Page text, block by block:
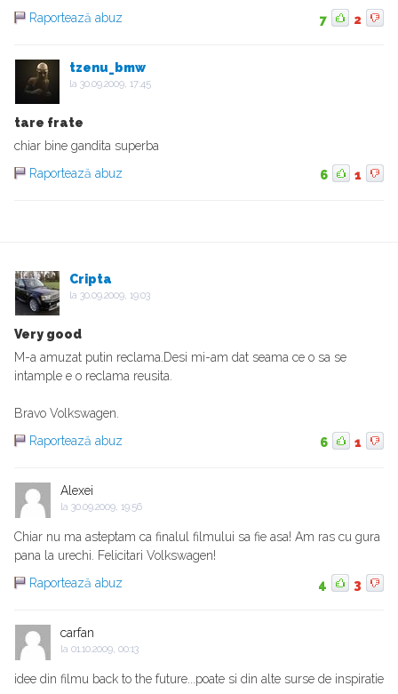
Raportează abuz
7 2
tzenu_bmw
la 30.09.2009, 17:45
tare frate
chiar bine gandita superba
Raportează abuz
6 1
Cripta
la 30.09.2009, 19:03
Very good
M-a amuzat putin reclama.Desi mi-am dat seama ce o sa se
intample e o reclama reusita.
Bravo Volkswagen.
Raportează abuz
6 1
Alexei
la 30.09.2009, 19:56
Chiar nu ma asteptam ca finalul filmului sa fie asa! Am ras cu gura
pana la urechi. Felicitari Volkswagen!
Raportează abuz
4 3
carfan
la 01.10.2009, 00:13
idee din filmu back to the future...poate si din alte surse de inspiratie